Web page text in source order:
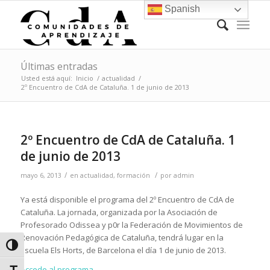
Alternar alto contraste
Últimas entradas
Usted está aquí: Inicio / actualidad /
2º Encuentro de CdA de Cataluña. 1 de junio de 2013
2º Encuentro de CdA de Cataluña. 1
de junio de 2013
mayo 6, 2013 / en actualidad, formación / por admin
Ya está disponible el programa del 2º Encuentro de CdA de
Cataluña. La jornada, organizada por la Asociación de
Profesorado Odissea y p0r la Federación de Movimientos de
Renovación Pedagógica de Cataluña, tendrá lugar en la
Escuela Els Horts, de Barcelona el día 1 de junio de 2013.
Spanish